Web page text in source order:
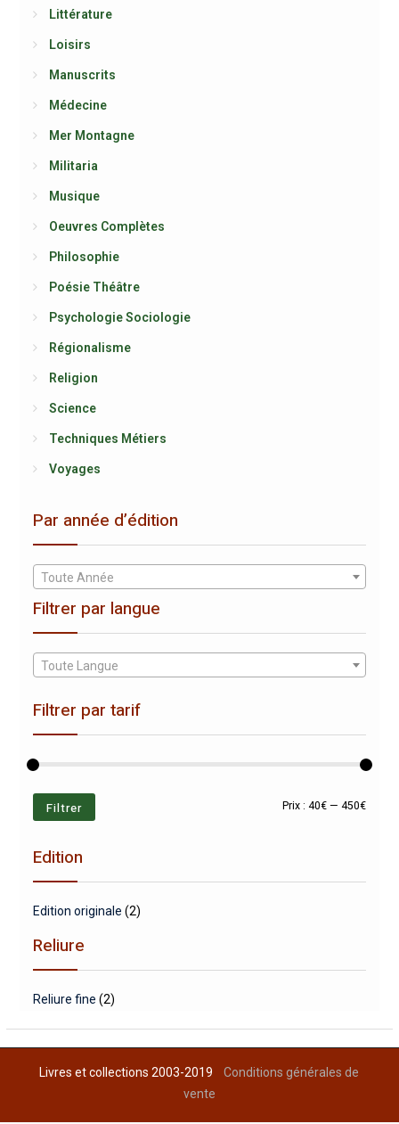
Littérature
Loisirs
Manuscrits
Médecine
Mer Montagne
Militaria
Musique
Oeuvres Complètes
Philosophie
Poésie Théâtre
Psychologie Sociologie
Régionalisme
Religion
Science
Techniques Métiers
Voyages
Par année d’édition
Toute Année
Filtrer par langue
Toute Langue
Filtrer par tarif
Prix
Prix
Filtrer Prix :40€ —450€
Edition
Edition originale (2)
Reliure
Reliure fine (2)
Livres et collections 2003-2019Conditions générales de
vente